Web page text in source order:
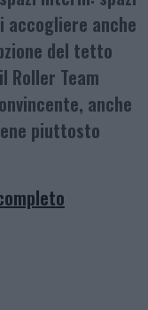
anche
del tetto
Roller Team
anche
piuttosto